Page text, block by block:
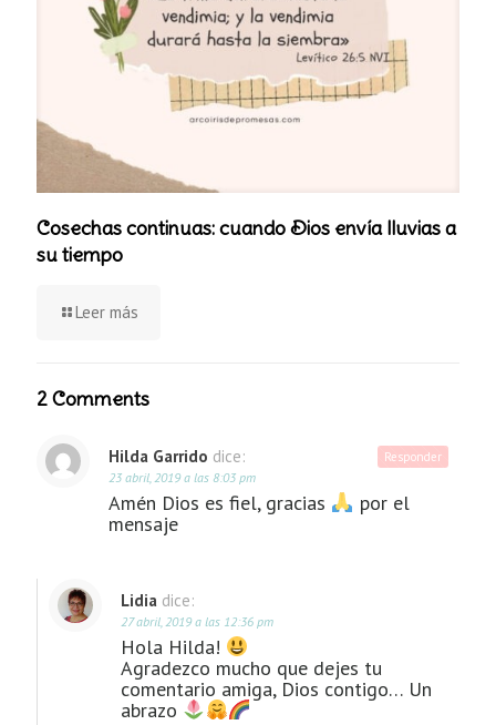
Cosechas continuas: cuando Dios envía lluvias a
su tiempo
Leer más
2 Comments
Hilda Garrido dice:
23 abril, 2019 a las 8:03 pm
Amén Dios es fiel, gracias
por el
mensaje
Responder
Lidia dice:
27 abril, 2019 a las 12:36 pm
Hola Hilda!
Agradezco mucho que dejes tu
comentario amiga, Dios contigo… Un
abrazo